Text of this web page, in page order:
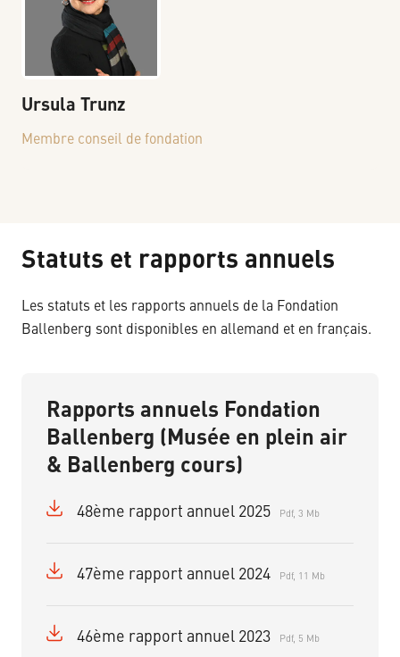
Ursula Trunz
Membre conseil de fondation
Statuts et rapports annuels
Les statuts et les rapports annuels de la Fondation
Ballenberg sont disponibles en allemand et en français.
Rapports annuels Fondation
Ballenberg (Musée en plein air
& Ballenberg cours)
48ème rapport annuel 2025 Pdf, 3 Mb
47ème rapport annuel 2024 Pdf, 11 Mb
46ème rapport annuel 2023 Pdf, 5 Mb